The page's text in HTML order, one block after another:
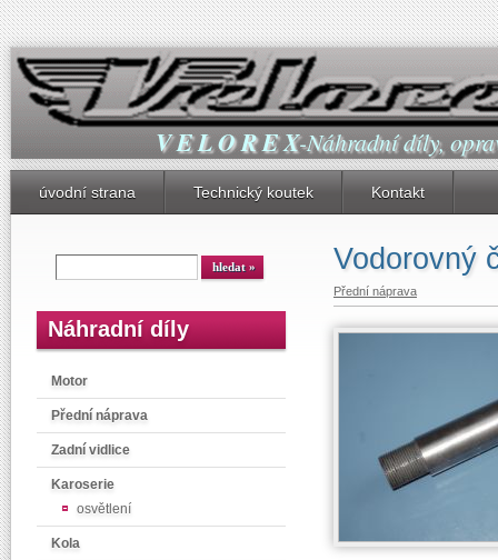
V E L O R E X-Náhradní díly,
úvodní strana Technický koutek Kontakt
Náhradní díly
Motor
Přední náprava
Zadní vidlice
Karoserie
osvětlení
Kola
Vodorovný
Přední náprava